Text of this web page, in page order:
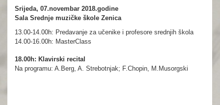
Srijeda, 07.novembar 2018.godine
Sala Srednje muzičke škole Zenica
13.00-14.00h: Predavanje za učenike i profesore srednjih škola
14.00-16.00h: MasterClass
18.00h: Klavirski recital
Na programu: A.Berg, A. Strebotnjak; F.Chopin, M.Musorgski